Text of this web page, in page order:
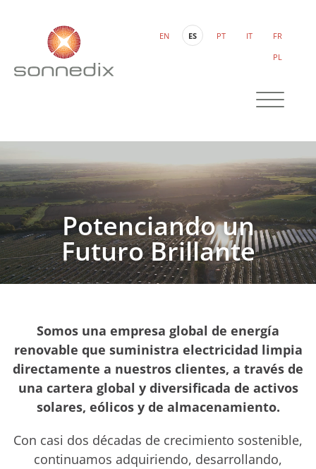
EN ES PT IT
FR
PL
Potenciando un
Futuro Brillante
Somos una empresa global de energía
renovable que suministra electricidad limpia
directamente a nuestros clientes, a través de
una cartera global y diversificada de activos
solares, eólicos y de almacenamiento.
Con casi dos décadas de crecimiento sostenible,
continuamos adquiriendo, desarrollando,